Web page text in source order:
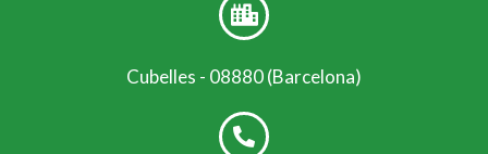
Cubelles - 08880 (Barcelona)